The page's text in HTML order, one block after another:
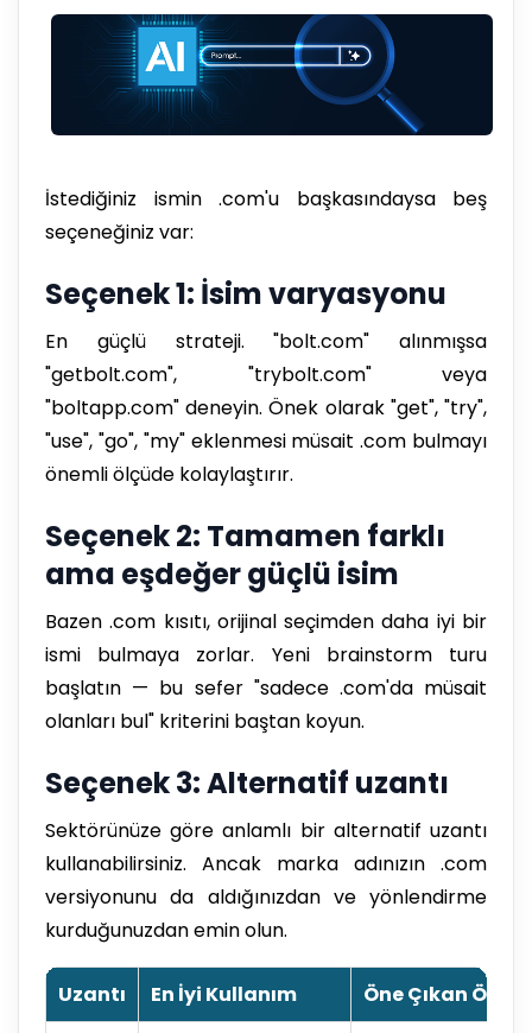
İstediğiniz ismin .com'u başkasındaysa beş
seçeneğiniz var:
Seçenek 1: İsim varyasyonu
En güçlü strateji. "bolt.com" alınmışsa
"getbolt.com", "trybolt.com" veya
"boltapp.com" deneyin. Önek olarak "get", "try",
"use", "go", "my" eklenmesi müsait .com bulmayı
önemli ölçüde kolaylaştırır.
Seçenek 2: Tamamen farklı
ama eşdeğer güçlü isim
Bazen .com kısıtı, orijinal seçimden daha iyi bir
ismi bulmaya zorlar. Yeni brainstorm turu
başlatın — bu sefer "sadece .com'da müsait
olanları bul" kriterini baştan koyun.
Seçenek 3: Alternatif uzantı
Sektörünüze göre anlamlı bir alternatif uzantı
kullanabilirsiniz. Ancak marka adınızın .com
versiyonunu da aldığınızdan ve yönlendirme
kurduğunuzdan emin olun.
Uzantı En İyi Kullanım
Öne Çıkan